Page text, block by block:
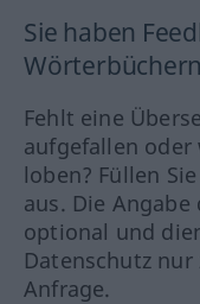
Sie haben
Fehlt eine
aufgefallen oder
loben? Füllen
aus. Die Angabe
optional und
Datenschutz
Anfrage.